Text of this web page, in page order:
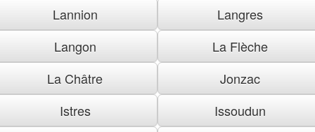
Lannion
Langres
Langon
La Flèche
La Châtre
Jonzac
Istres
Issoudun